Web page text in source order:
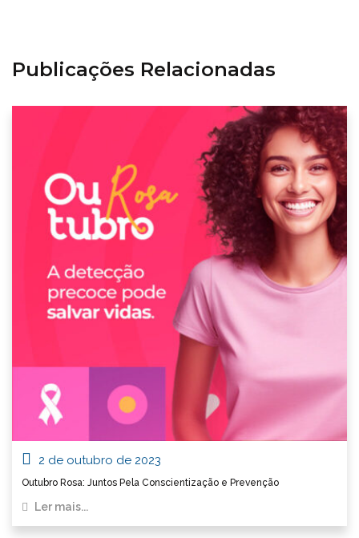
Publicações Relacionadas
2 de outubro de 2023
Outubro Rosa: Juntos Pela Conscientização e Prevenção
Ler mais...